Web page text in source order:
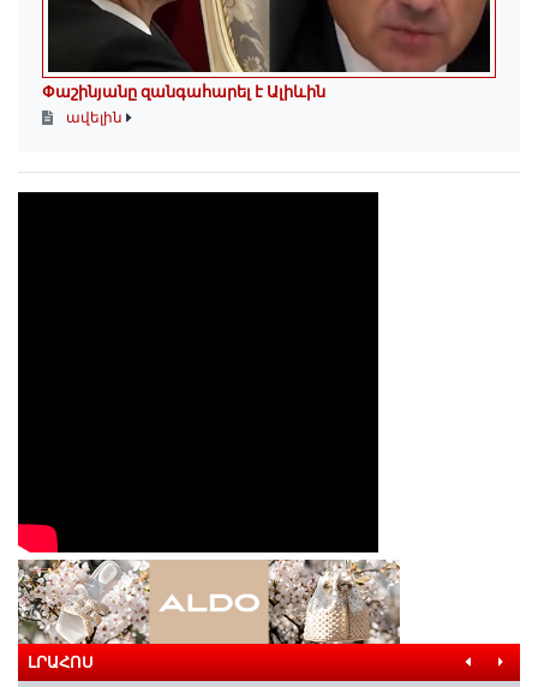
Փաշինյանը զանգահարել է Ալիևին
ավելին
ԼՐԱՀՈՍ